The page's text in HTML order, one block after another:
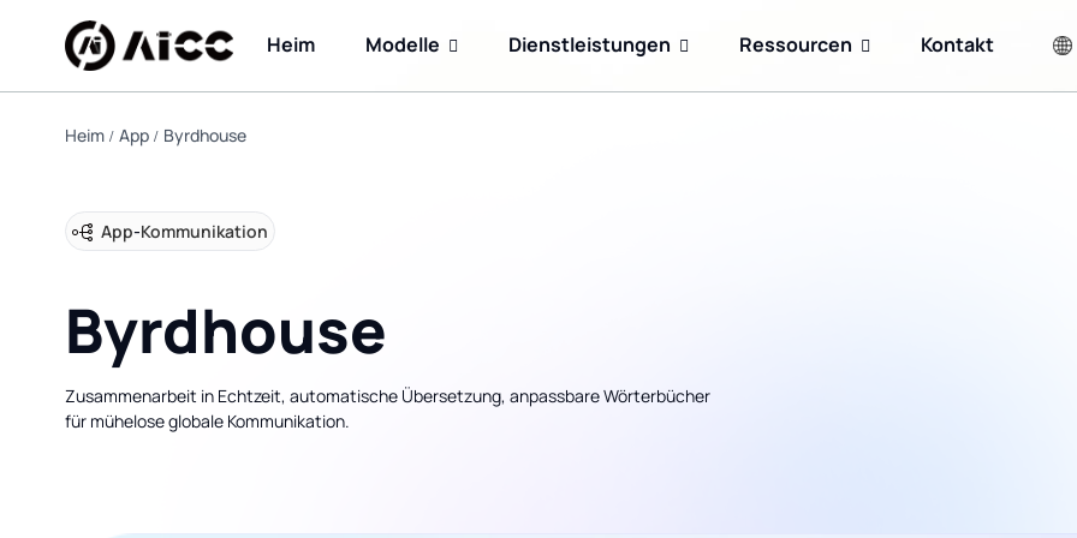
Heim Modelle Dienstleistungen Ressourcen Kontakt
Heim App Byrdhouse
App-Kommunikation
Byrdhouse
Zusammenarbeit in Echtzeit, automatische Übersetzung, anpassbare Wörterbücher
für mühelose globale Kommunikation.